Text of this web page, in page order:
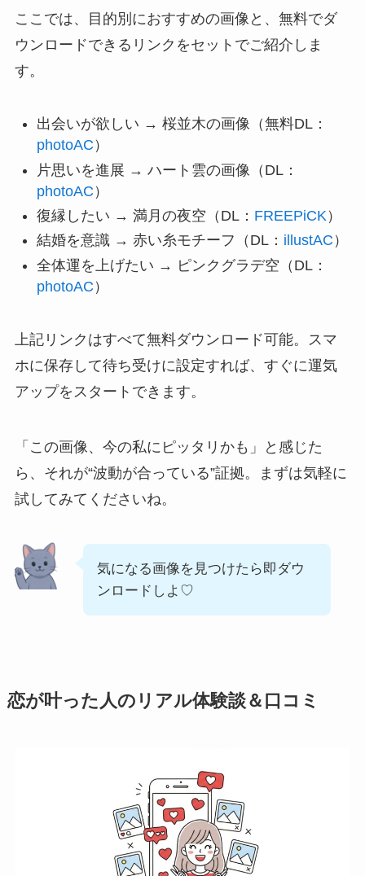
ここでは、目的別におすすめの画像と、無料でダ
ウンロードできるリンクをセットでご紹介しま
す。
出会いが欲しい → 桜並木の画像（無料DL：
photoAC ）
片思いを進展 → ハート雲の画像（DL：
photoAC ）
復縁したい → 満月の夜空（DL： FREEPiCK）
結婚を意識 → 赤い糸モチーフ（DL： illustAC ）
全体運を上げたい → ピンクグラデ空（DL：
photoAC ）
上記リンクはすべて無料ダウンロード可能。スマ
ホに保存して待ち受けに設定すれば、すぐに運気
アップをスタートできます。
「この画像、今の私にピッタリかも」と感じた
ら、それが“波動が合っている”証拠。まずは気軽に
試してみてくださいね。
気になる画像を見つけたら即ダウ
ンロードしよ♡
恋が叶った人のリアル体験談＆口コミ